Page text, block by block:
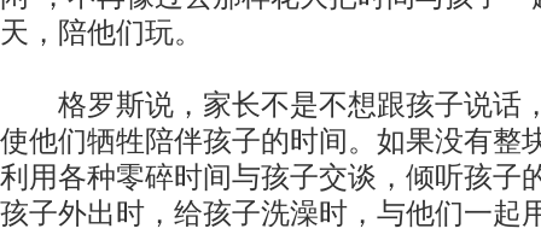
天，陪他们玩。
格罗斯说，家长不是不想跟孩子说话
使他们牺牲陪伴孩子的时间。如果没有整
利用各种零碎时间与孩子交谈，倾听孩子
孩子外出时，给孩子洗澡时，与他们一起